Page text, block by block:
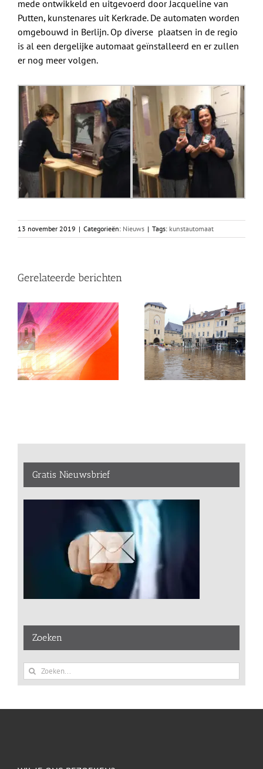
mede ontwikkeld en uitgevoerd door Jacqueline van
Putten, kunstenares uit Kerkrade. De automaten worden
omgebouwd in Berlijn. Op diverse plaatsen in de regio
is al een dergelijke automaat geïnstalleerd en er zullen
er nog meer volgen.
13 november 2019 | Categorieën: Nieuws | Tags: kunstautomaat
Gerelateerde berichten
Gratis Nieuwsbrief
Zoeken
Zoeken
naar: